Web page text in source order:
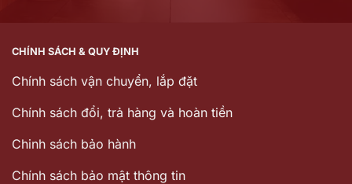
CHÍNH SÁCH & QUY ĐỊNH
Chính sách vận chuyển, lắp đặt
Chính sách đổi, trả hàng và hoàn tiền
Chinh sách bảo hành
Chính sách bảo mật thông tin